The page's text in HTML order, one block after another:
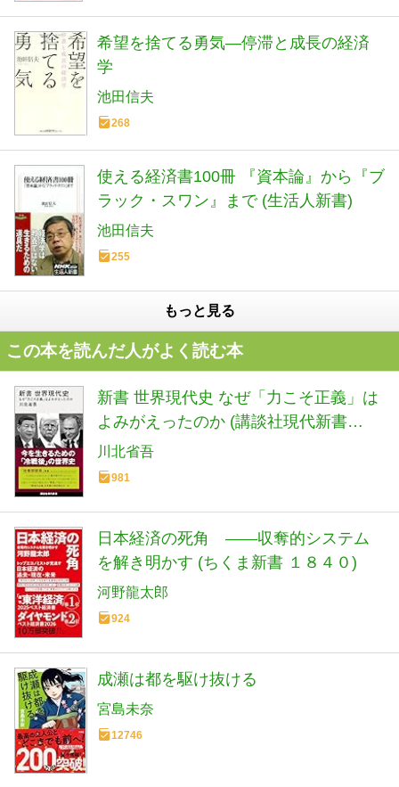
希望を捨てる勇気―停滞と成長の経済
学
池田信夫
268
使える経済書100冊 『資本論』から『ブ
ラック・スワン』まで (生活人新書)
池田信夫
255
もっと見る
この本を読んだ人がよく読む本
新書 世界現代史 なぜ「力こそ正義」は
よみがえったのか (講談社現代新書
2798)
川北省吾
981
日本経済の死角 ――収奪的システム
を解き明かす (ちくま新書 １８４０)
河野龍太郎
924
成瀬は都を駆け抜ける
宮島未奈
12746